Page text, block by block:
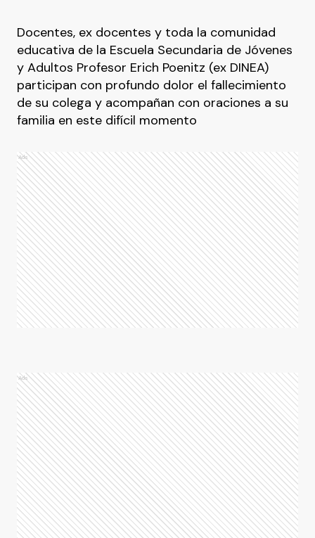
Docentes, ex docentes y toda la comunidad
educativa de la Escuela Secundaria de Jóvenes
y Adultos Profesor Erich Poenitz (ex DINEA)
participan con profundo dolor el fallecimiento
de su colega y acompañan con oraciones a su
familia en este difícil momento
Ads
Ads